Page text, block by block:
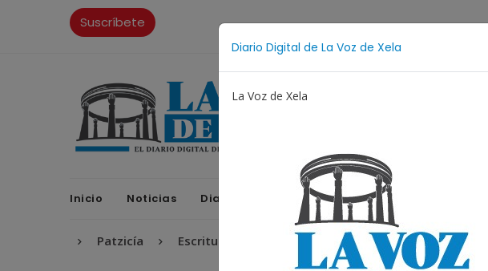
Diario Digital de La Voz de Xela
La Voz de Xela
Suscríbete
Inicio Noticias Diario Digital Opiniones La Voz de Xela
Patzicía Escritura Noveno Aniversario Fichajes